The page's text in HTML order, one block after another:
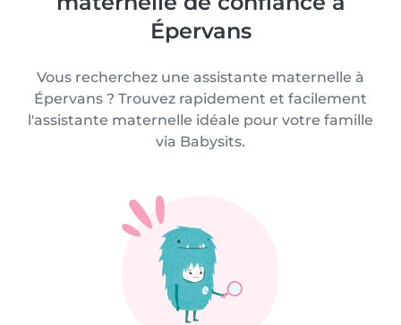
Épervans
Vous recherchez une assistante maternelle à
Épervans ? Trouvez rapidement et facilement
l'assistante maternelle idéale pour votre famille
via Babysits.